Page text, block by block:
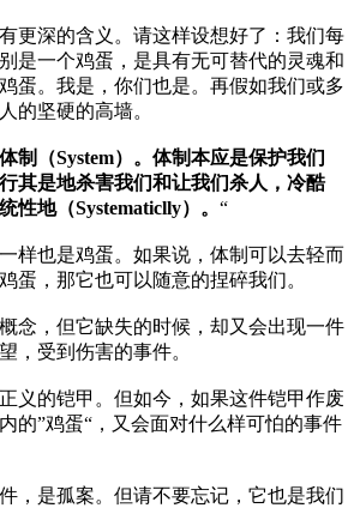
更深的含义。请这样设想好了：我们每
是一个鸡蛋，是具有无可替代的灵魂和
蛋。我是，你们也是。再假如我们或多
的坚硬的高墙。
制（System）。体制本应是保护我们
其是地杀害我们和让我们杀人，冷酷
性地（Systematiclly）。 “
样也是鸡蛋。如果说，体制可以去轻而
蛋，那它也可以随意的捏碎我们。
念，但它缺失的时候，却又会出现一件
，受到伤害的事件。
义的铠甲。但如今，如果这件铠甲作废
的”鸡蛋“，又会面对什么样可怕的事件
，是孤案。但请不要忘记，它也是我们